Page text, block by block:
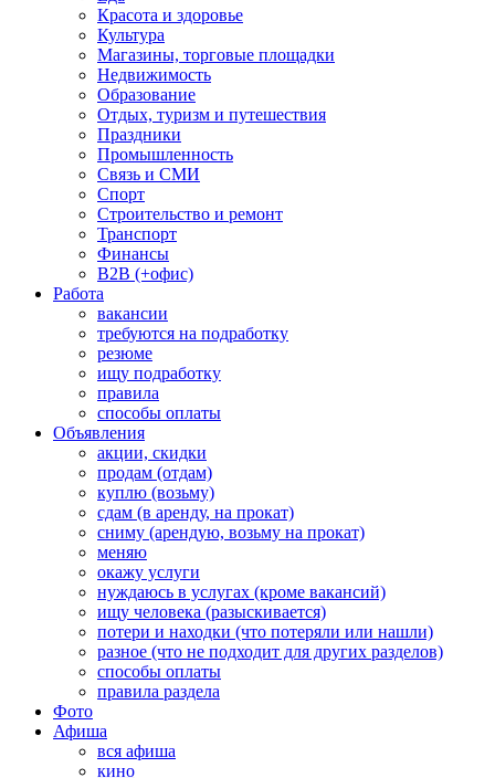
Красота и здоровье
Культура
Магазины, торговые площадки
Недвижимость
Образование
Отдых, туризм и путешествия
Праздники
Промышленность
Связь и СМИ
Спорт
Строительство и ремонт
Транспорт
Финансы
B2B (+офис)
Работа
вакансии
требуются на подработку
резюме
ищу подработку
правила
способы оплаты
Объявления
акции, скидки
продам (отдам)
куплю (возьму)
сдам (в аренду, на прокат)
сниму (арендую, возьму на прокат)
меняю
окажу услуги
нуждаюсь в услугах (кроме вакансий)
ищу человека (разыскивается)
потери и находки (что потеряли или нашли)
разное (что не подходит для других разделов)
способы оплаты
правила раздела
Фото
Афиша
вся афиша
кино